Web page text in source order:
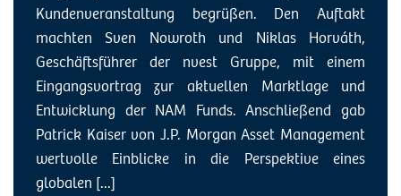
Kundenveranstaltung begrüßen. Den Auftakt
machten Sven Nowroth und Niklas Horváth,
Geschäftsführer der nvest Gruppe, mit einem
Eingangsvortrag zur aktuellen Marktlage und
Entwicklung der NAM Funds. Anschließend gab
Patrick Kaiser von J.P. Morgan Asset Management
wertvolle Einblicke in die Perspektive eines
globalen [...]